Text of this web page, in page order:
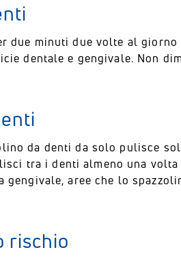
due minuti due volte al
dentale e gengivale. Non
da denti da solo pulisce
tra i denti almeno una
aree che lo
rischio